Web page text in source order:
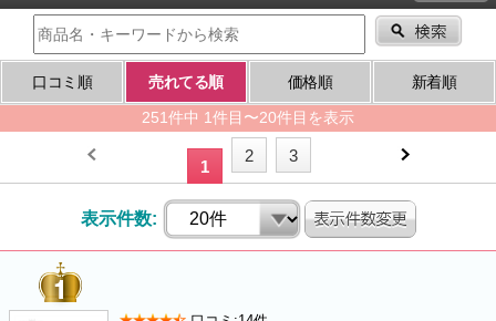
口コミ順 売れてる順 価格順
新着順
251件中 1件目〜20件目を表示
1
2 3
表示件数: